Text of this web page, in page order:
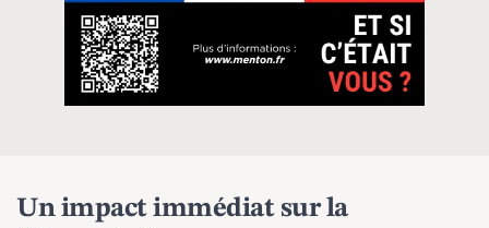
Un impact immédiat sur la